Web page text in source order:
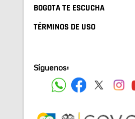
BOGOTA TE ESCUCHA
TÉRMINOS DE USO
Síguenos: